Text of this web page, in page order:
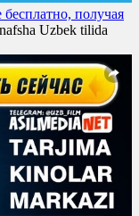
получая
Uzbek tilida